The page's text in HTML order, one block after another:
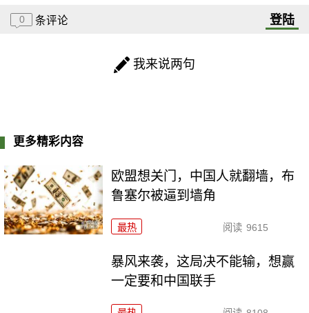
0 条评论 登陆
我来说两句
更多精彩内容
欧盟想关门，中国人就翻墙，布
鲁塞尔被逼到墙角
最热 阅读 9615
暴风来袭，这局决不能输，想赢
一定要和中国联手